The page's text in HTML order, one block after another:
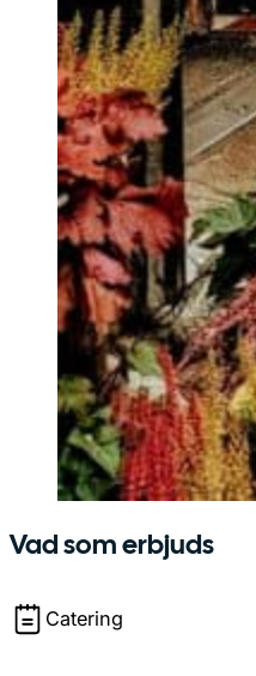
Vad som erbjuds
Catering